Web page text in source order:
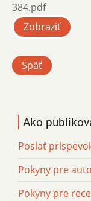
384.pdf
Zobraziť
Späť
Ako
Poslať
Pokyny pre
Pokyny pre